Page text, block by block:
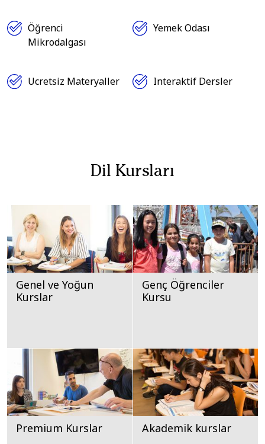
Öğrenci
Mikrodalgası
Yemek Odası
Ucretsiz Materyaller Interaktif Dersler
Dil Kursları
Genel ve Yoğun
Kurslar
Genç Öğrenciler
Kursu
Premium Kurslar Akademik kurslar